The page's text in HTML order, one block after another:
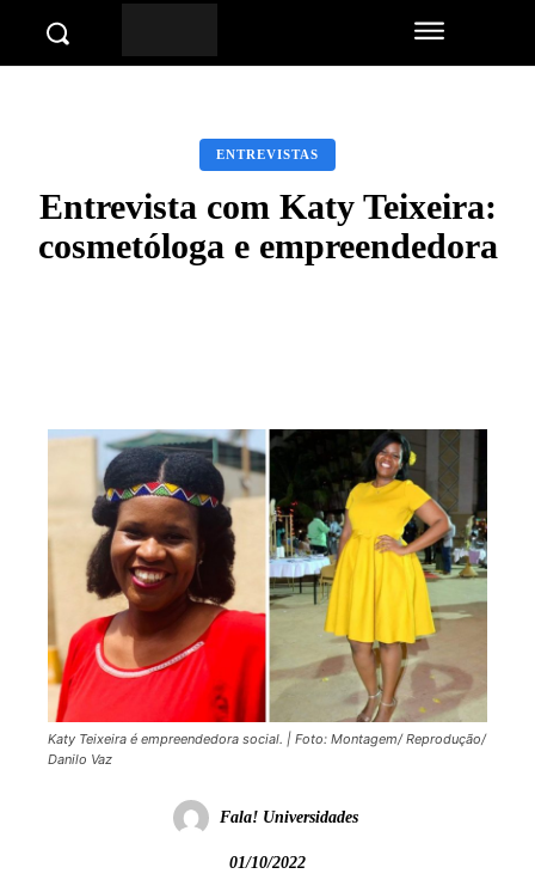
ENTREVISTAS
Entrevista com Katy Teixeira:
cosmetóloga e empreendedora
Katy Teixeira é empreendedora social. | Foto: Montagem/ Reprodução/
Danilo Vaz
Fala! Universidades
01/10/2022